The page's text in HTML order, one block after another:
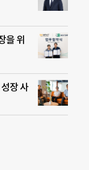
을 위
장 사